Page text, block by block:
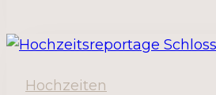
Hochzeiten